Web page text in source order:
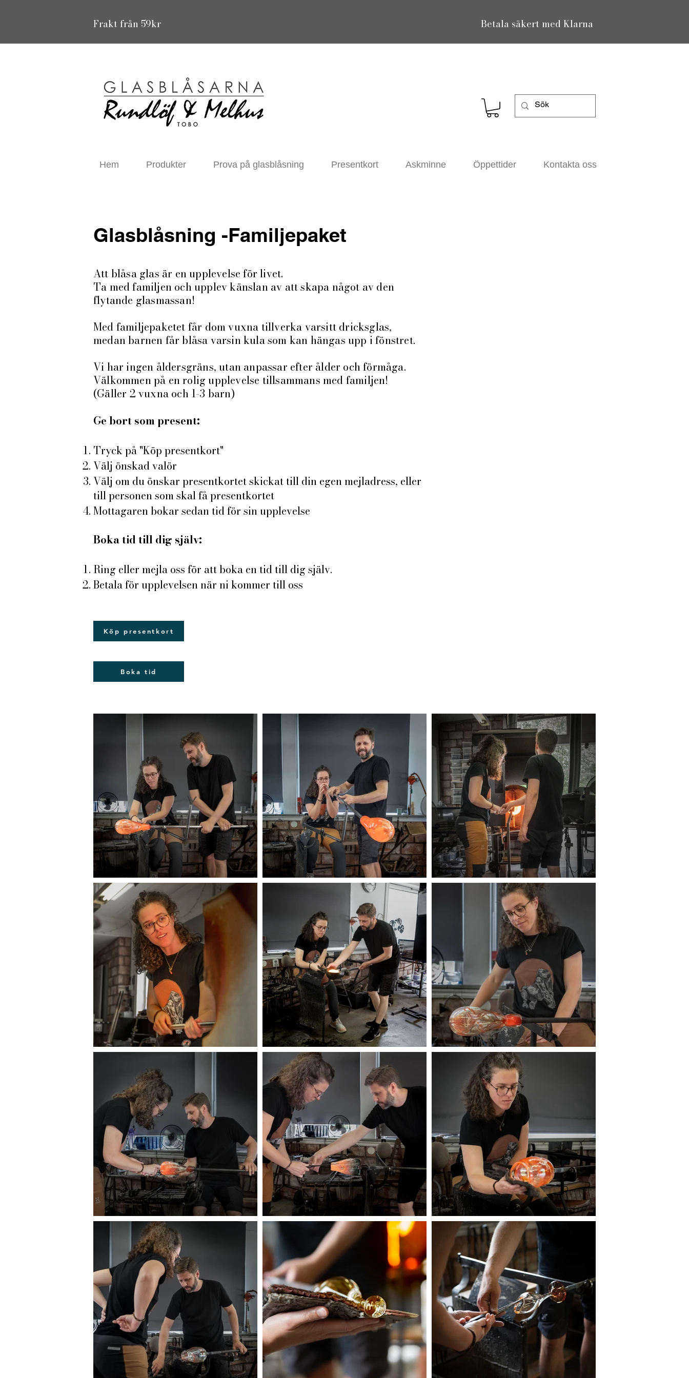
Frakt från 59kr Betala säkert med Klarna
Hem Produkter Prova på glasblåsning Presentkort Askminne Öppettider Kontakta oss
Glasblåsning -Familjepaket
Att blåsa glas är en upplevelse för livet.
Ta med familjen och upplev känslan av att skapa något av den
flytande glasmassan!
Med familjepaketet får dom vuxna tillverka varsitt dricksglas,
medan barnen får blåsa varsin kula som kan hängas upp i fönstret.
Vi har ingen åldersgräns, utan anpassar efter ålder och förmåga.
Välkommen på en rolig upplevelse tillsammans med familjen!
(Gäller 2 vuxna och 1-3 barn)
Ge bort som present:
Tryck på "Köp presentkort"
Välj önskad valör
Välj om du önskar presentkortet skickat till din egen mejladress, eller
till personen som skal få presentkortet
Mottagaren bokar sedan tid för sin upplevelse
Boka tid till dig själv:
Ring eller mejla oss för att boka en tid till dig själv.
Betala för upplevelsen när ni kommer till oss
Köp presentkort
Boka tid